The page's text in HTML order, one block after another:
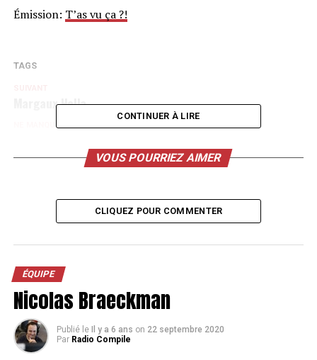
Émission: T’as vu ça ?!
TAGS
Margaux Hella
NE MANQUEZ PAS
CONTINUER À LIRE
VOUS POURRIEZ AIMER
CLIQUEZ POUR COMMENTER
ÉQUIPE
Nicolas Braeckman
Publié le Il y a 6 ans on 22 septembre 2020
Par Radio Compile